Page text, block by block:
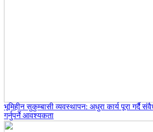
भूमिहीन सुकुम्बासी व्यवस्थापन: अधुरा कार्य पूरा गर्दै
गर्नुपर्ने आवश्यकता